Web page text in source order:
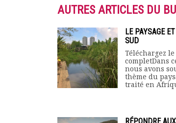
AUTRES ARTICLES DU
LE PAYSAGE
SUD
Téléchargez
completDans
nous avons
thème du
traité en